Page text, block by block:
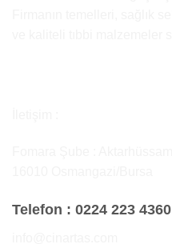
Telefon : 0224 223 4360